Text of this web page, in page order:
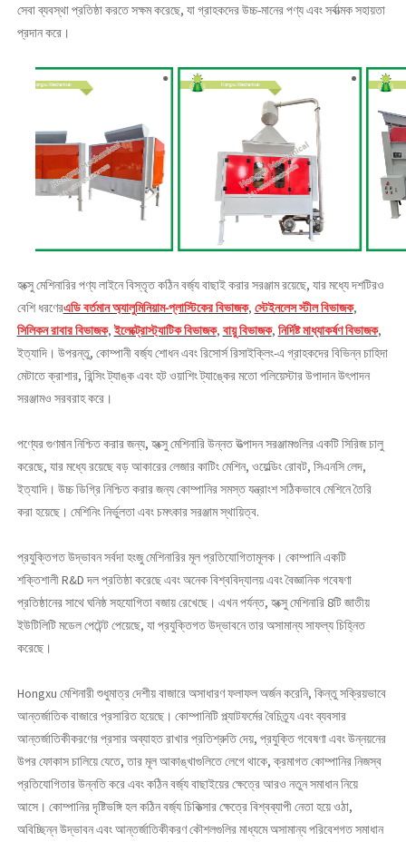
সেবা ব্যবস্থা প্রতিষ্ঠা করতে সক্ষম করেছে, যা গ্রাহকদের উচ্চ-মানের পণ্য এবং সর্বাত্মক সহায়তা
প্রদান করে।
হংক্সু মেশিনারির পণ্য লাইনে বিস্তৃত কঠিন বর্জ্য বাছাই করার সরঞ্জাম রয়েছে, যার মধ্যে দশটিরও
বেশি ধরণেরএডি বর্তমান অ্যালুমিনিয়াম-প্লাস্টিকের বিভাজক, স্টেইনলেস স্টীল বিভাজক,
সিলিকন রাবার বিভাজক,ইলেক্ট্রোস্ট্যাটিক বিভাজক, বায়ু বিভাজক, নির্দিষ্ট মাধ্যাকর্ষণ বিভাজক,
ইত্যাদি। উপরন্তু, কোম্পানী বর্জ্য শোধন এবং রিসোর্স রিসাইক্লিং-এ গ্রাহকদের বিভিন্ন চাহিদা
মেটাতে ক্রাশার, রিন্সিং ট্যাঙ্ক এবং হট ওয়াশিং ট্যাঙ্কের মতো পলিয়েস্টার উপাদান উৎপাদন
সরঞ্জামও সরবরাহ করে।
পণ্যের গুণমান নিশ্চিত করার জন্য, হংক্সু মেশিনারি উন্নত উত্পাদন সরঞ্জামগুলির একটি সিরিজ চালু
করেছে, যার মধ্যে রয়েছে বড় আকারের লেজার কাটিং মেশিন, ওয়েল্ডিং রোবট, সিএনসি লেদ,
ইত্যাদি। উচ্চ ডিগ্রি নিশ্চিত করার জন্য কোম্পানির সমস্ত যন্ত্রাংশ সঠিকভাবে মেশিনে তৈরি
করা হয়েছে। মেশিনিং নির্ভুলতা এবং চমৎকার সরঞ্জাম স্থায়িত্ব.
প্রযুক্তিগত উদ্ভাবন সর্বদা হংজু মেশিনারির মূল প্রতিযোগিতামূলক। কোম্পানি একটি
শক্তিশালী R&D দল প্রতিষ্ঠা করেছে এবং অনেক বিশ্ববিদ্যালয় এবং বৈজ্ঞানিক গবেষণা
প্রতিষ্ঠানের সাথে ঘনিষ্ঠ সহযোগিতা বজায় রেখেছে। এখন পর্যন্ত, হংক্সু মেশিনারি 8টি জাতীয়
ইউটিলিটি মডেল পেটেন্ট পেয়েছে, যা প্রযুক্তিগত উদ্ভাবনে তার অসামান্য সাফল্য চিহ্নিত
করেছে।
Hongxu মেশিনারী শুধুমাত্র দেশীয় বাজারে অসাধারণ ফলাফল অর্জন করেনি, কিন্তু সক্রিয়ভাবে
আন্তর্জাতিক বাজারে প্রসারিত হয়েছে। কোম্পানিটি প্ল্যাটফর্মের বৈচিত্র্য এবং ব্যবসার
আন্তর্জাতিকীকরণের প্রসার অব্যাহত রাখার প্রতিশ্রুতি দেয়, প্রযুক্তি গবেষণা এবং উন্নয়নের
উপর ফোকাস চালিয়ে যেতে, তার মূল আকাঙ্খাগুলিতে লেগে থাকে, ক্রমাগত কোম্পানির নিজস্ব
প্রতিযোগিতার উন্নতি করে এবং কঠিন বর্জ্য বাছাইয়ের ক্ষেত্রে আরও নতুন সমাধান নিয়ে
আসে। কোম্পানির দৃষ্টিভঙ্গি হল কঠিন বর্জ্য চিকিত্সার ক্ষেত্রে বিশ্বব্যাপী নেতা হয়ে ওঠা,
অবিচ্ছিন্ন উদ্ভাবন এবং আন্তর্জাতিকীকরণ কৌশলগুলির মাধ্যমে অসামান্য পরিবেশগত সমাধান